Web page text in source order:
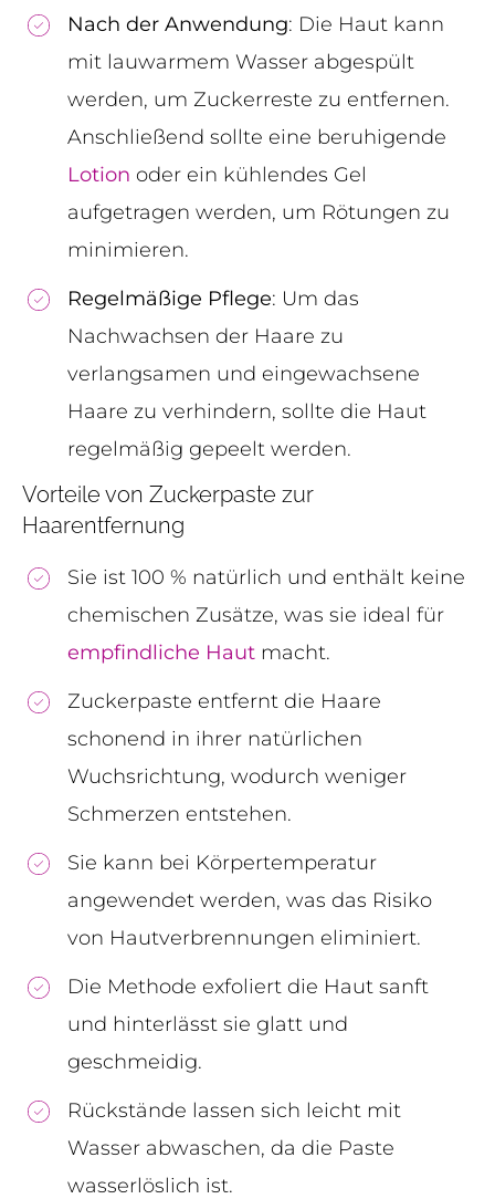
Nach der Anwendung: Die Haut kann
mit lauwarmem Wasser abgespült
werden, um Zuckerreste zu entfernen.
Anschließend sollte eine beruhigende
Lotion oder ein kühlendes Gel
aufgetragen werden, um Rötungen zu
minimieren.
Regelmäßige Pflege: Um das
Nachwachsen der Haare zu
verlangsamen und eingewachsene
Haare zu verhindern, sollte die Haut
regelmäßig gepeelt werden.
Vorteile von Zuckerpaste zur
Haarentfernung
Sie ist 100 % natürlich und enthält keine
chemischen Zusätze, was sie ideal für
empfindliche Haut macht.
Zuckerpaste entfernt die Haare
schonend in ihrer natürlichen
Wuchsrichtung, wodurch weniger
Schmerzen entstehen.
Sie kann bei Körpertemperatur
angewendet werden, was das Risiko
von Hautverbrennungen eliminiert.
Die Methode exfoliert die Haut sanft
und hinterlässt sie glatt und
geschmeidig.
Rückstände lassen sich leicht mit
Wasser abwaschen, da die Paste
wasserlöslich ist.